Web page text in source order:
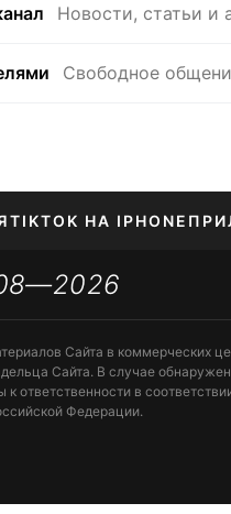
Новости, статьи и
Свободное
TIKTOK НА IPHONE
ПОПОЛНЕНИЕ APPLE ID
Сайта в коммерческих
Сайта. В случае
ответственности в
Федерации.